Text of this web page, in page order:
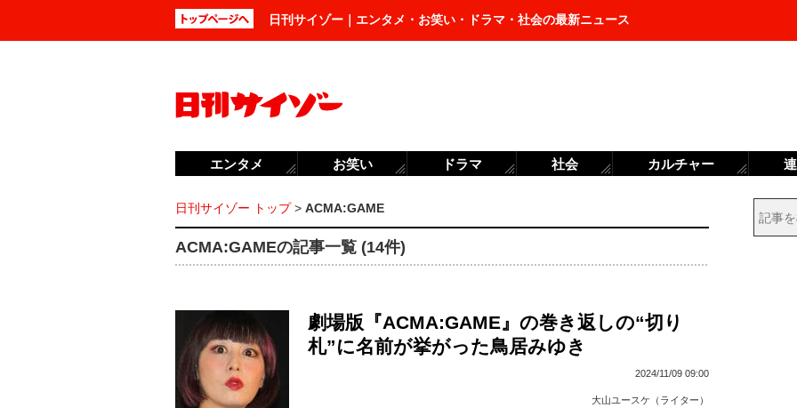
日刊サイゾー｜エンタメ・お笑い・ドラマ・社会の最新ニュース
日刊サイゾー トップ> ACMA:GAME
ACMA:GAMEの記事一覧 (14件)
劇場版『ACMA:GAME』の巻き返しの“切り
札”に名前が挙がった鳥居みゆき
2024/11/09 09:00
大山ユースケ（ライター）
エンタメ お笑い ドラマ 社会 カルチャー